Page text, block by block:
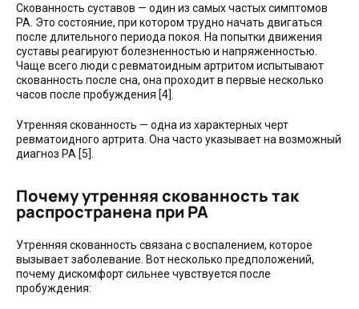
Скованность суставов — один из самых частых симптомов
РА. Это состояние, при котором трудно начать двигаться
после длительного периода покоя. На попытки движения
суставы реагируют болезненностью и напряженностью.
Чаще всего люди с ревматоидным артритом испытывают
скованность после сна, она проходит в первые несколько
часов после пробуждения [4].
Утренняя скованность — одна из характерных черт
ревматоидного артрита. Она часто указывает на возможный
диагноз РА [5].
Почему утренняя скованность так
распространена при РА
Утренняя скованность связана с воспалением, которое
вызывает заболевание. Вот несколько предположений,
почему дискомфорт сильнее чувствуется после
пробуждения: